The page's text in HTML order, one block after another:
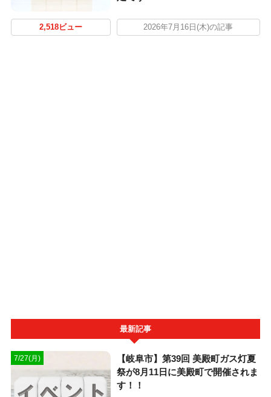
2,518ビュー 2026年7月16日(木)の記事
最新記事
7/27(月)
【岐阜市】第39回 美殿町ガス灯夏
祭が8月11日に美殿町で開催されま
す！！